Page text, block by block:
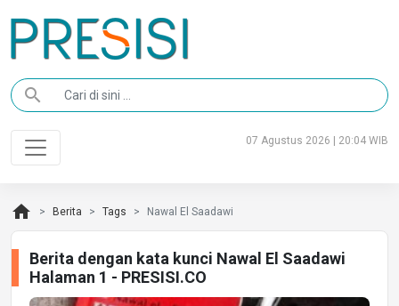
search
07 Agustus 2026 | 20:04 WIB
home Berita Tags Nawal El Saadawi
Berita dengan kata kunci Nawal El Saadawi
Halaman 1 - PRESISI.CO